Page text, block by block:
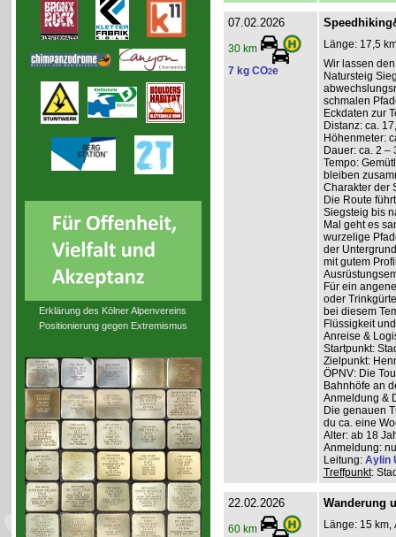
Erklärung des Kölner Alpenvereins
Positionierung gegen Extremismus
07.02.2026
30 km
7 kg CO2e
Länge: 17,5
Wir lassen
Natursteig
schmalen
Eckdaten zur
Distanz: ca.
Höhenmeter:
Dauer: ca. 2 –
Tempo:
bleiben
Charakter der
Die Route
Siegsteig bis
Mal geht es
wurzelige
der
mit gutem
Für ein
oder
bei diesem
Flüssigkeit
Anreise &
Startpunkt:
Zielpunkt:
ÖPNV: Die
Bahnhöfe an
Anmeldung &
Die genauen
du ca. eine
Alter: ab 18
Anmeldung:
Leitung: Aylin
Treffpunkt:
22.02.2026
60 km
Wanderung
Länge: 15 km,